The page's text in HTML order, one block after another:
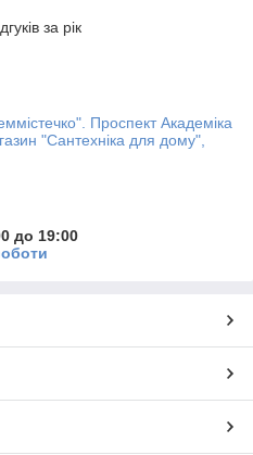
за рік
Проспект Академіка
"Сантехніка для дому",
до 19:00